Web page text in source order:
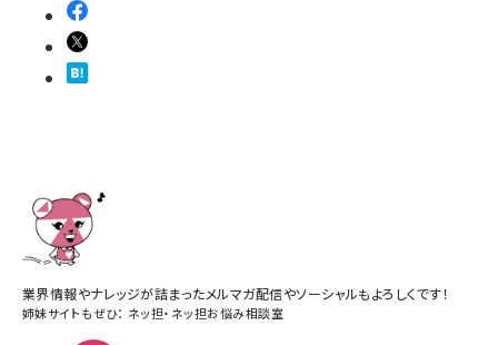
業界情報やナレッジが詰まったメルマガ配信やソーシャルもよろしくです！
姉妹サイトもぜひ： ネッ担・ ネッ担お悩み相談室